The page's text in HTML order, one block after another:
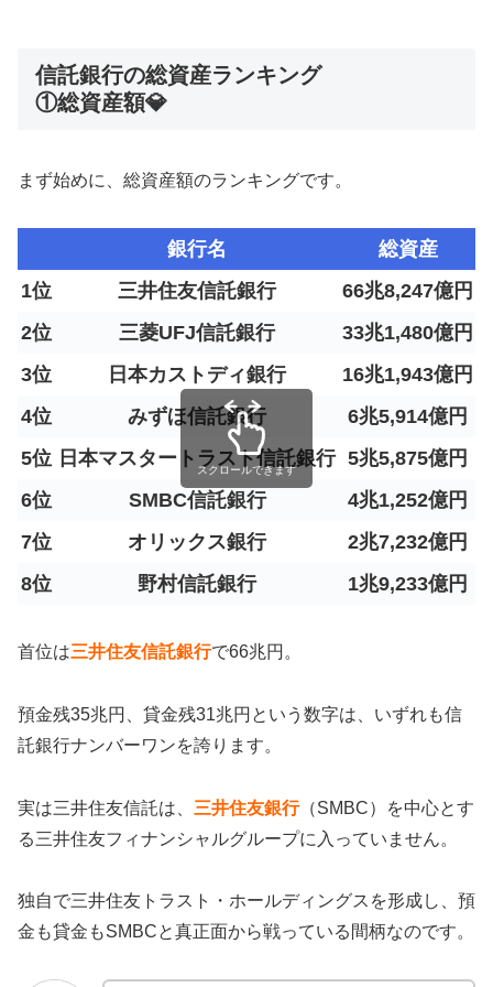
信託銀行の総資産ランキング
①総資産額💎
まず始めに、総資産額のランキングです。
銀行名
総資産
1位
三井住友信託銀行
66兆8,247億円
2位
三菱UFJ信託銀行
33兆1,480億円
3位
日本カストディ銀行
16兆1,943億円
4位
みずほ信託銀行
6兆5,914億円
5位 日本マスタートラスト信託銀行 5兆5,875億円
6位
SMBC信託銀行
4兆1,252億円
7位
オリックス銀行
2兆7,232億円
8位
野村信託銀行 1兆9,233億円
スクロールできます
首位は三井住友信託銀行で66兆円。
預金残35兆円、貸金残31兆円という数字は、いずれも信
託銀行ナンバーワンを誇ります。
実は三井住友信託は、 三井住友銀行（SMBC）を中心とす
る三井住友フィナンシャルグループに入っていません。
独自で三井住友トラスト・ホールディングスを形成し、預
金も貸金もSMBCと真正面から戦っている間柄なのです。